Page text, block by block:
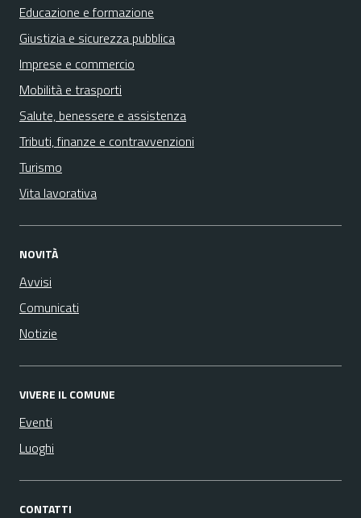
Educazione e formazione
Giustizia e sicurezza pubblica
Imprese e commercio
Mobilità e trasporti
Salute, benessere e assistenza
Tributi, finanze e contravvenzioni
Turismo
Vita lavorativa
NOVITÀ
Avvisi
Comunicati
Notizie
VIVERE IL COMUNE
Eventi
Luoghi
CONTATTI